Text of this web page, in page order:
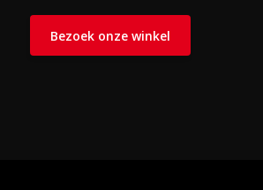
• (fijn)stof, sigarettenrook, pollen
• allergenen
Bezoek onze winkel